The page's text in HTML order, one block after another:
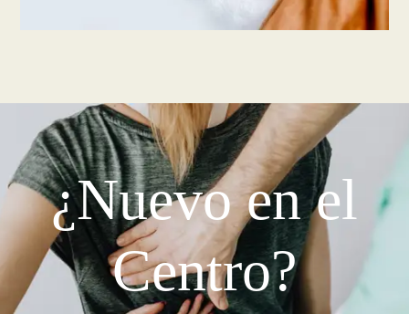
¿Nuevo en el
Centro?